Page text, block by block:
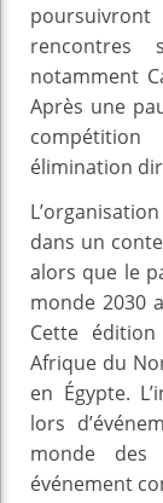
rencontres
notamment
Après une
élimination
dans un
alors que le
monde 2030
Cette
Afrique du
en Égypte.
lors
monde
événement